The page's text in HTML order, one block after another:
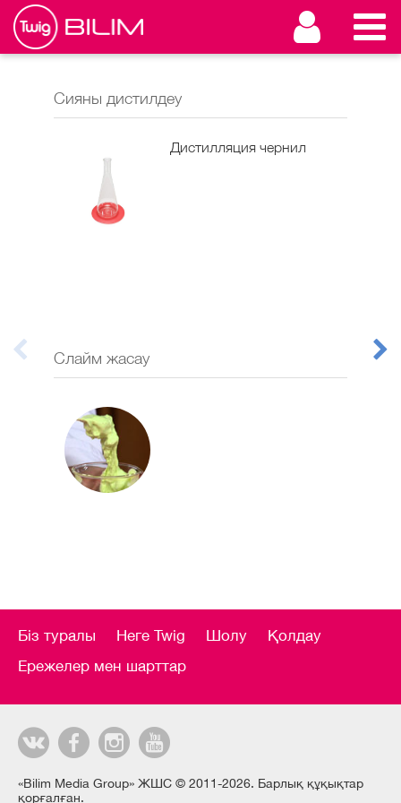
Сияны дистилдеу
Дистилляция чернил
Слайм жасау
Біз туралы Неге Twig Шолу
Қолдау
Ережелер мен шарттар
«Bilim Media Group» ЖШС © 2011-2026. Барлық құқықтар
қорғалған.